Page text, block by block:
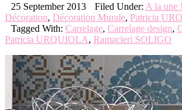
25 September 2013 Filed Under: A la une
Décoration, Décoration Murale, Patricia
Tagged With: Carrelage, Carrelage design,
Patricia URQUIOLA, Ramacieri SOLIGO